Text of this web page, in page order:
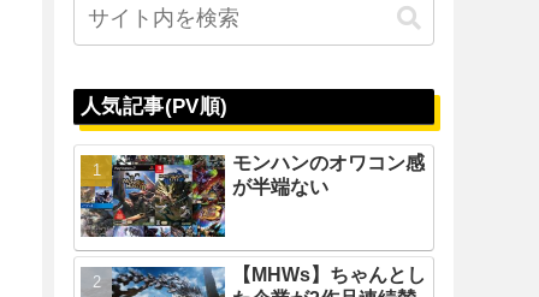
人気記事(PV順)
モンハンのオワコン感
が半端ない
【MHWs】ちゃんとし